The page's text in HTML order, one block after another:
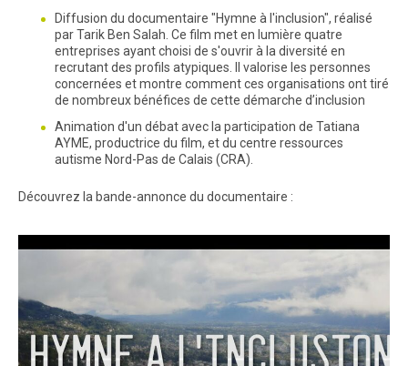
Diffusion du documentaire "Hymne à l'inclusion", réalisé
par Tarik Ben Salah. Ce film met en lumière quatre
entreprises ayant choisi de s'ouvrir à la diversité en
recrutant des profils atypiques. Il valorise les personnes
concernées et montre comment ces organisations ont tiré
de nombreux bénéfices de cette démarche d’inclusion
Animation d'un débat avec la participation de Tatiana
AYME, productrice du film, et du centre ressources
autisme Nord-Pas de Calais (CRA).
Découvrez la bande-annonce du documentaire :